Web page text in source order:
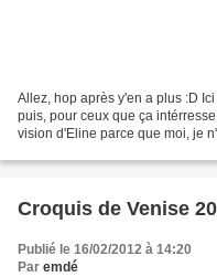
Allez, hop après y'en a plus :D
puis, pour ceux que ça
vision d'Eline parce que moi, je
Croquis de Venise
Publié le 16/02/2012 à 14:20
Par emdé